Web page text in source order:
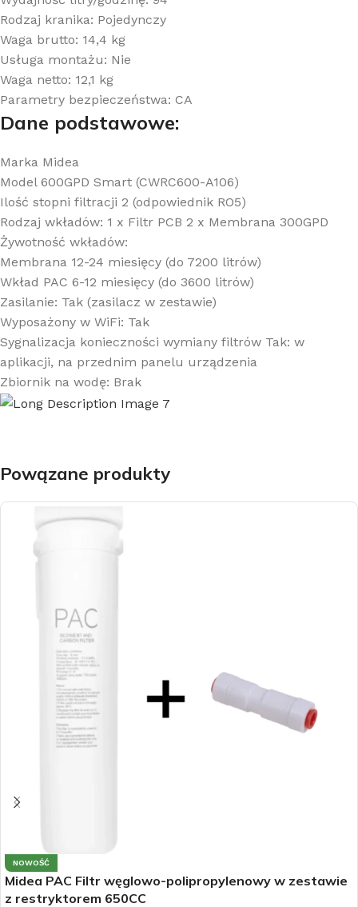
Rodzaj kranika: Pojedynczy
Waga brutto: 14,4 kg
Usługa montażu: Nie
Waga netto: 12,1 kg
Parametry bezpieczeństwa: CA
Dane podstawowe:
Marka Midea
Model 600GPD Smart (CWRC600-A106)
Ilość stopni filtracji 2 (odpowiednik RO5)
Rodzaj wkładów: 1 x Filtr PCB 2 x Membrana 300GPD
Żywotność wkładów:
Membrana 12-24 miesięcy (do 7200 litrów)
Wkład PAC 6-12 miesięcy (do 3600 litrów)
Zasilanie: Tak (zasilacz w zestawie)
Wyposażony w WiFi: Tak
Sygnalizacja konieczności wymiany filtrów Tak: w
aplikacji, na przednim panelu urządzenia
Zbiornik na wodę: Brak
Powązane produkty
NOWOŚĆ
Midea PAC Filtr węglowo-polipropylenowy w zestawie
z restryktorem 650CC